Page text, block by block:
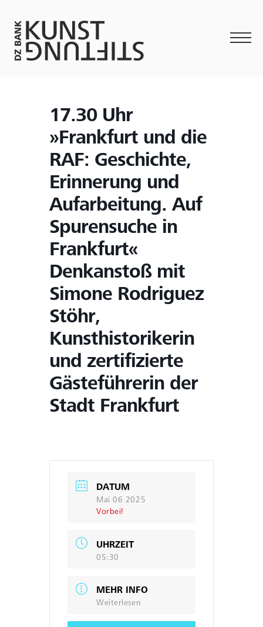
17.30 Uhr
»Frankfurt und die
RAF: Geschichte,
Erinnerung und
Aufarbeitung. Auf
Spurensuche in
Frankfurt«
Denkanstoß mit
Simone Rodriguez
Stöhr,
Kunsthistorikerin
und zertifizierte
Gästeführerin der
Stadt Frankfurt
DATUM
Mai 06 2025
Vorbei!
UHRZEIT
05:30
MEHR INFO
Weiterlesen